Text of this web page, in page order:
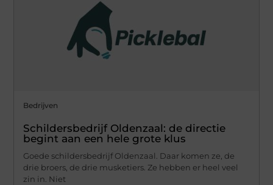
Bedrijven
Schildersbedrijf Oldenzaal: de directie
begint aan een hele grote klus
Goede schildersbedrijf Oldenzaal. Daar komen ze, de
drie broers, de drie musketiers. Ze hebben er heel veel
zin in. Niet